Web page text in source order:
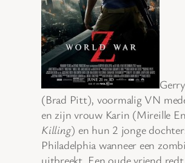
(Brad Pitt), voormalig VN
en zijn vrouw Karin (Mireille
Killing) en hun 2 jonge
Philadelphia wanneer een
uitbreekt. Een oude vriend